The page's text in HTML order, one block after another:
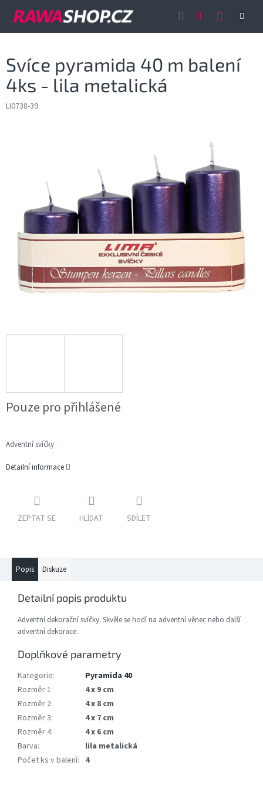
Svíce pyramida 40 m balení
4ks - lila metalická
LI0738-39
Pouze pro přihlášené
Adventní svíčky
Detailní informace
ZEPTAT SE HLÍDAT SDÍLET
Popis Diskuze
Detailní popis produktu
Adventní dekorační svíčky. Skvěle se hodí na adventní věnec nebo další
adventní dekorace.
Doplňkové parametry
Kategorie:
Pyramida 40
Rozměr 1:
4 x 9 cm
Rozměr 2:
4 x 8 cm
Rozměr 3:
4 x 7 cm
Rozměr 4:
4 x 6 cm
Barva:
lila metalická
Počet ks v balení: 4